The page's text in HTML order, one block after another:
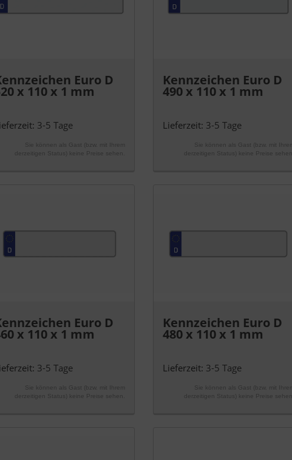
Euro D
x 110 x 1 mm
3-5 Tage
Sie können als Gast (bzw. mit Ihrem
derzeitigen Status) keine Preise sehen.
Kennzeichen Euro D
490 x 110 x 1 mm
Lieferzeit: 3-5 Tage
Sie können als Gast (bzw. mit Ihrem
derzeitigen Status) keine Preise sehen.
Euro D
x 110 x 1 mm
3-5 Tage
Sie können als Gast (bzw. mit Ihrem
derzeitigen Status) keine Preise sehen.
Kennzeichen Euro D
480 x 110 x 1 mm
Lieferzeit: 3-5 Tage
Sie können als Gast (bzw. mit Ihrem
derzeitigen Status) keine Preise sehen.